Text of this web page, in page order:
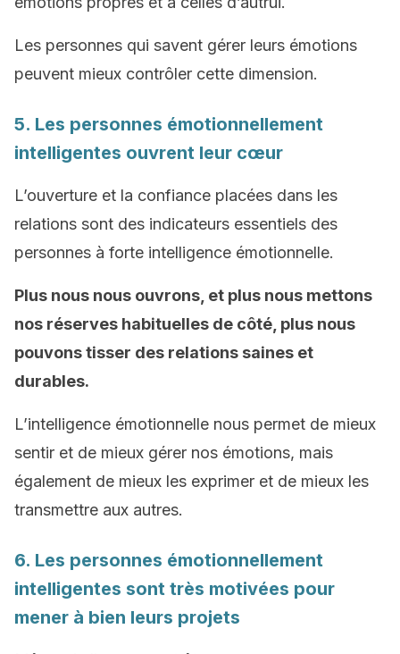
Les personnes qui savent gérer leurs émotions
peuvent mieux contrôler cette dimension.
5. Les personnes émotionnellement
intelligentes ouvrent leur cœur
L’ouverture et la confiance placées dans les
relations sont des indicateurs essentiels des
personnes à forte intelligence émotionnelle.
Plus nous nous ouvrons, et plus nous mettons
nos réserves habituelles de côté, plus nous
pouvons tisser des relations saines et
durables.
L’intelligence émotionnelle nous permet de mieux
sentir et de mieux gérer nos émotions, mais
également de mieux les exprimer et de mieux les
transmettre aux autres.
6. Les personnes émotionnellement
intelligentes sont très motivées pour
mener à bien leurs projets